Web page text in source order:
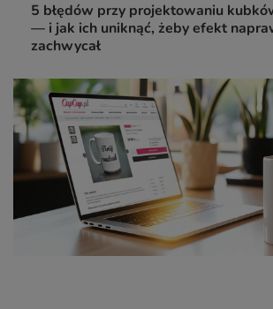
5 błędów przy projektowaniu
— i jak ich uniknąć, żeby efekt
zachwycał